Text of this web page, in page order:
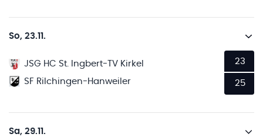
So, 23.11.
JSG HC St. Ingbert-TV Kirkel
SF Rilchingen-Hanweiler
23
25
Sa, 29.11.